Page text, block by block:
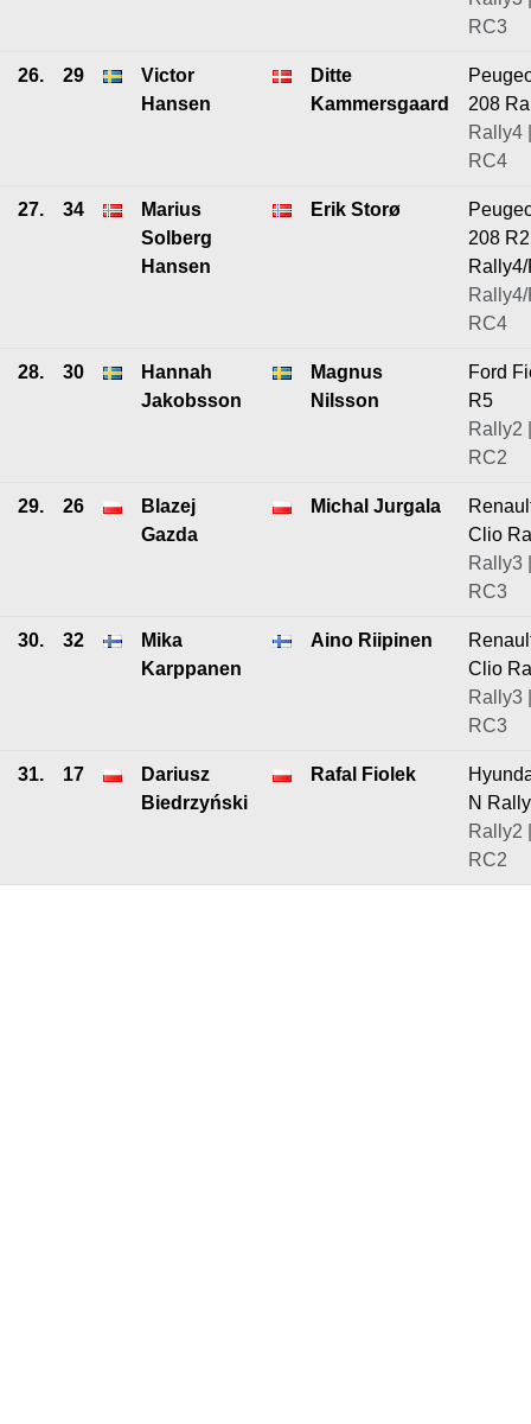
RC3
26. 29
Victor
Hansen
Ditte
Kammersgaard
208
Rally4 |
RC4
27. 34
Marius
Solberg
Hansen
Erik Storø
208 R2
RC4
28. 30
Hannah
Jakobsson
Magnus
Nilsson
Ford
R5
Rally2 |
RC2
29. 26
Blazej
Gazda
Michal Jurgala
Clio
Rally3 |
RC3
30. 32
Mika
Karppanen
Aino Riipinen
Clio
Rally3 |
RC3
31. 17
Dariusz
Biedrzyński
Rafal Fiolek
N
Rally2 |
RC2